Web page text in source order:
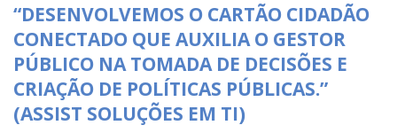
“DESENVOLVEMOS O CARTÃO CIDADÃO
CONECTADO QUE AUXILIA O GESTOR
PÚBLICO NA TOMADA DE DECISÕES E
CRIAÇÃO DE POLÍTICAS PÚBLICAS.”
(ASSIST SOLUÇÕES EM TI)